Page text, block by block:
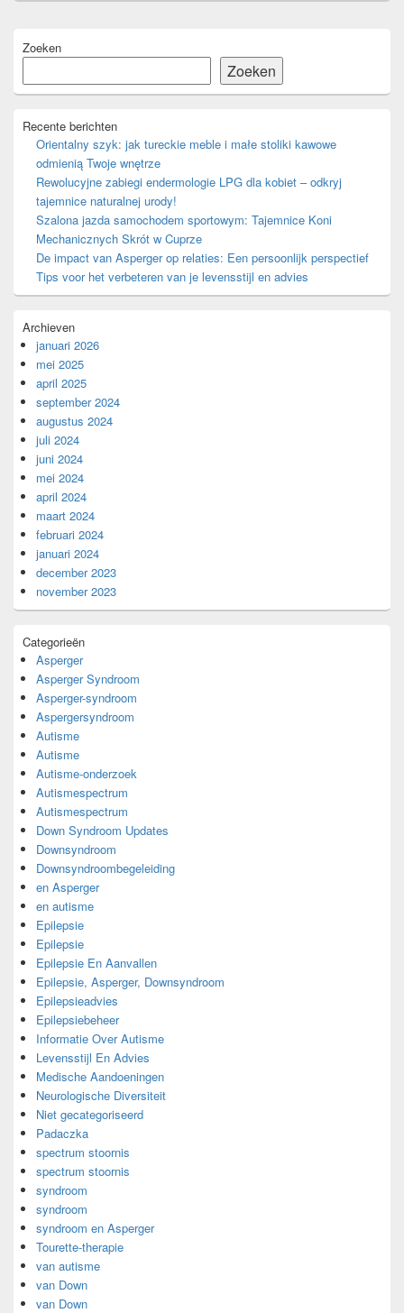
zijbalk
gebied
Zoeken
Zoeken
Recente berichten
Orientalny szyk: jak tureckie meble i małe stoliki kawowe
odmienią Twoje wnętrze
Rewolucyjne zabiegi endermologie LPG dla kobiet – odkryj
tajemnice naturalnej urody!
Szalona jazda samochodem sportowym: Tajemnice Koni
Mechanicznych Skrót w Cuprze
De impact van Asperger op relaties: Een persoonlijk perspectief
Tips voor het verbeteren van je levensstijl en advies
Archieven
januari 2026
mei 2025
april 2025
september 2024
augustus 2024
juli 2024
juni 2024
mei 2024
april 2024
maart 2024
februari 2024
januari 2024
december 2023
november 2023
Categorieën
Asperger
Asperger Syndroom
Asperger-syndroom
Aspergersyndroom
Autisme
Autisme
Autisme-onderzoek
Autismespectrum
Autismespectrum
Down Syndroom Updates
Downsyndroom
Downsyndroombegeleiding
en Asperger
en autisme
Epilepsie
Epilepsie
Epilepsie En Aanvallen
Epilepsie, Asperger, Downsyndroom
Epilepsieadvies
Epilepsiebeheer
Informatie Over Autisme
Levensstijl En Advies
Medische Aandoeningen
Neurologische Diversiteit
Niet gecategoriseerd
Padaczka
spectrum stoornis
spectrum stoornis
syndroom
syndroom
syndroom en Asperger
Tourette-therapie
van autisme
van Down
van Down